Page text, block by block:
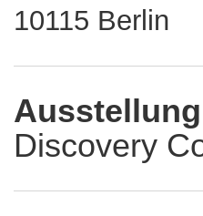
10115 Berlin
Discovery